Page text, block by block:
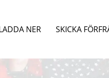
NER SKICKA